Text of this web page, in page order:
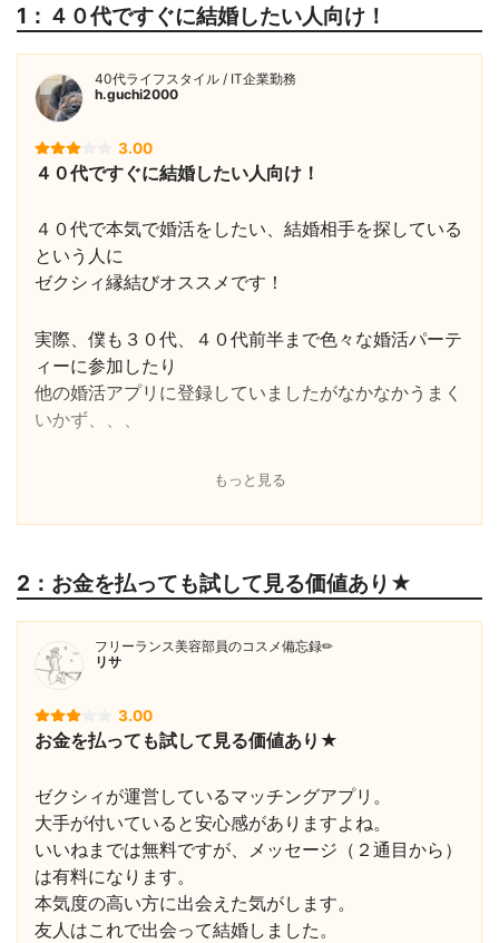
県、愛媛県、福岡県、長崎県、熊本県、大
利用者のメイン年代
30代、40代
ユーザーの主な目的
選びでまず重視する項目は？」
プロフィール項目
検索タイプ
おすすめ機能
あり
コミュニティ機能
なし
フリーワード検索
コンシェルジュ機能
あり(お見合いコンシェルジュ／デート日
あり(有人監視、プロフィール・写真の確認
プライバシーマーク
あり IPDEC
インターネット異性紹介
事業届出
届出済み(受理番号： 30210027000)
オプション
クレジットカード：4,378円(税込)/月、App
初回お試し割引
シンママ・シンパパ優遇
なし
カスタマーサポート
18歳未満の利用
不可能
サービス提供地域制限
なし
1：４０代ですぐに結婚したい人向け！
40代ライフスタイル / IT企業勤務
h.guchi2000
3.00
４０代ですぐに結婚したい人向け！
４０代で本気で婚活をしたい、結婚相手を探している
という人に
ゼクシィ縁結びオススメです！
実際、僕も３０代、４０代前半まで色々な婚活パーテ
ィーに参加したり
他の婚活アプリに登録していましたがなかなかうまく
いかず、、、
層が３０、４０代と高めで
妻は、プロフィール写真が石田ゆり子さん似の
おっとり美人で僕の一目惚れで、僕からいいね！を送
りました。
にいいねは返ってこないよなあと
自信がなかったのですが、向こうも僕の経歴や趣味に
興味を持ってくれたようで
いいね！返しがきて、奇跡的にメッセージできるよう
になりました(･･;)
もっと見る
2：お金を払っても試して見る価値あり★
フリーランス美容部員のコスメ備忘録✏︎
リサ
3.00
お金を払っても試して見る価値あり★
ゼクシィが運営しているマッチングアプリ。
大手が付いていると安心感がありますよね。
いいねまでは無料ですが、メッセージ（２通目から）
は有料になります。
本気度の高い方に出会えた気がします。
友人はこれで出会って結婚しました。